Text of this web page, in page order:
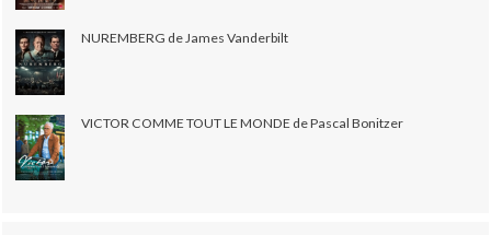
NUREMBERG de James Vanderbilt
VICTOR COMME TOUT LE MONDE de Pascal Bonitzer